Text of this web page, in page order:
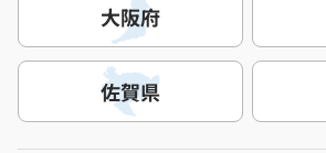
大阪府
佐賀県